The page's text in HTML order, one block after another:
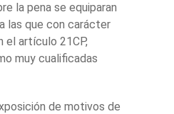
la pena se equiparan
las que con carácter
el artículo 21CP,
muy cualificadas
de motivos de